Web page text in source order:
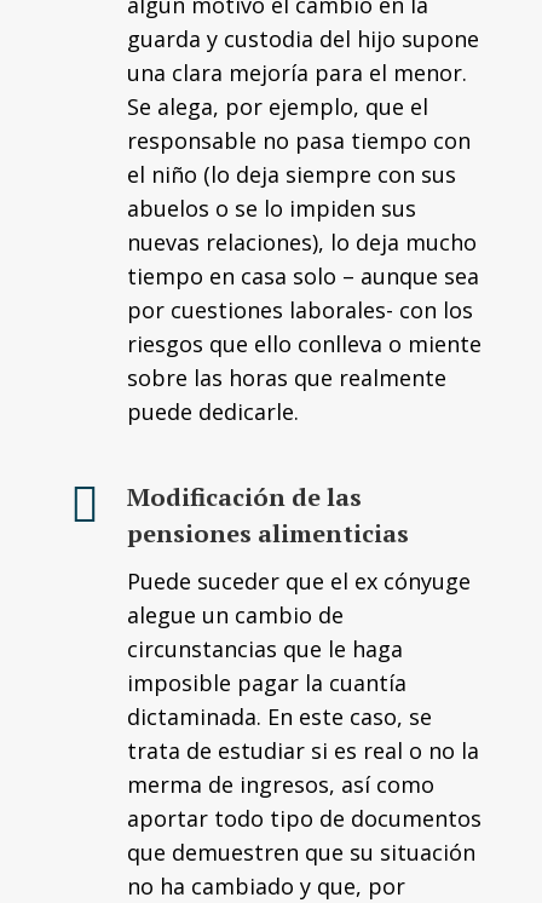
guarda y custodia del hijo supone
una clara mejoría para el menor.
Se alega, por ejemplo, que el
responsable no pasa tiempo con
el niño (lo deja siempre con sus
abuelos o se lo impiden sus
nuevas relaciones), lo deja mucho
tiempo en casa solo – aunque sea
por cuestiones laborales- con los
riesgos que ello conlleva o miente
sobre las horas que realmente
puede dedicarle.
Modificación de las
pensiones alimenticias
Puede suceder que el ex cónyuge
alegue un cambio de
circunstancias que le haga
imposible pagar la cuantía
dictaminada. En este caso, se
trata de estudiar si es real o no la
merma de ingresos, así como
aportar todo tipo de documentos
que demuestren que su situación
no ha cambiado y que, por